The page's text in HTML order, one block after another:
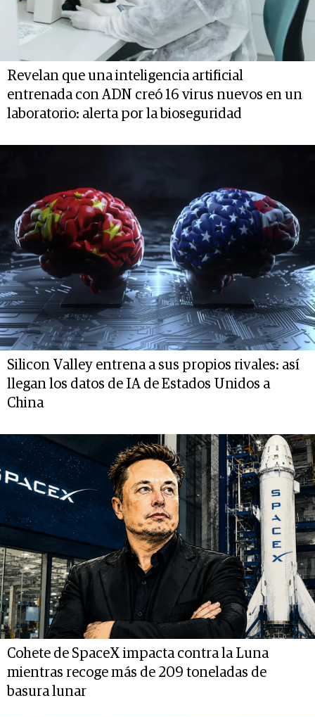
Revelan que una inteligencia artificial
entrenada con ADN creó 16 virus nuevos en un
laboratorio: alerta por la bioseguridad
Silicon Valley entrena a sus propios rivales: así
llegan los datos de IA de Estados Unidos a
China
Cohete de SpaceX impacta contra la Luna
mientras recoge más de 209 toneladas de
basura lunar